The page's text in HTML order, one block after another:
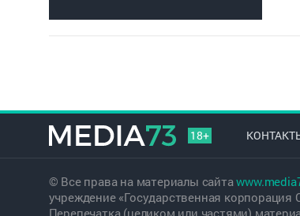
18+
© Все права на материалы сайта
учреждение «Государственная
Перепечатка (целиком или частями)